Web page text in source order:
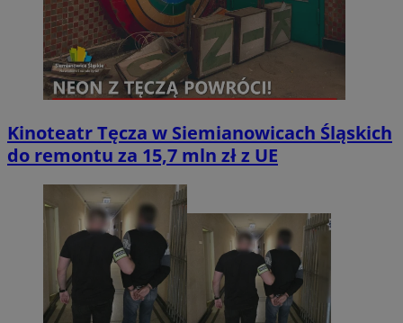
Kinoteatr Tęcza w Siemianowicach Śląskich
do remontu za 15,7 mln zł z UE